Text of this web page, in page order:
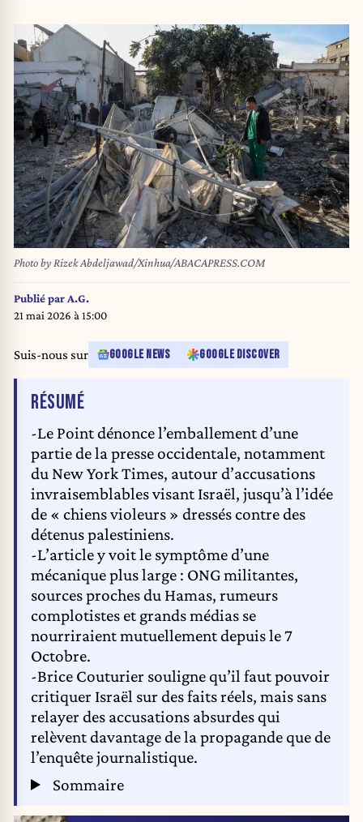
Photo by Rizek Abdeljawad/Xinhua/ABACAPRESS.COM
Publié par A.G.
21 mai 2026 à 15:00
Suis-nous sur GOOGLE NEWS GOOGLE DISCOVER
RÉSUMÉDE L'ARTICLE
-Le Point dénonce l’emballement d’une
partie de la presse occidentale, notamment
du New York Times, autour d’accusations
invraisemblables visant Israël, jusqu’à l’idée
de « chiens violeurs » dressés contre des
détenus palestiniens.
-L’article y voit le symptôme d’une
mécanique plus large : ONG militantes,
sources proches du Hamas, rumeurs
complotistes et grands médias se
nourriraient mutuellement depuis le 7
Octobre.
-Brice Couturier souligne qu’il faut pouvoir
critiquer Israël sur des faits réels, mais sans
relayer des accusations absurdes qui
relèvent davantage de la propagande que de
l’enquête journalistique.
Sommaire